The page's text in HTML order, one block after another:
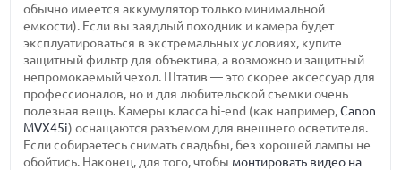
обычно имеется аккумулятор только минимальной
емкости). Если вы заядлый походник и камера будет
эксплуатироваться в экстремальных условиях, купите
защитный фильтр для объектива, а возможно и защитный
непромокаемый чехол. Штатив — это скорее аксессуар для
профессионалов, но и для любительской съемки очень
полезная вещь. Камеры класса hi-end (как например,Canon
MVX45i) оснащаются разъемом для внешнего осветителя.
Если собираетесь снимать свадьбы, без хорошей лампы не
обойтись. Наконец, для того, чтобы монтировать видео на